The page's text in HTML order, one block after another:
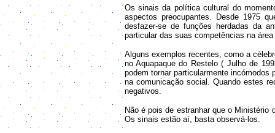
Os sinais da política cultural do
aspectos preocupantes. Desde 1975
desfazer-se de funções herdadas da
particular das suas competências na
Alguns exemplos recentes, como a
no Aquapaque do Restelo ( Julho de
podem tornar particularmente
na comunicação social. Quando estes
negativos.
Não é pois de estranhar que o Ministério
Os sinais estão aí, basta observá-los.